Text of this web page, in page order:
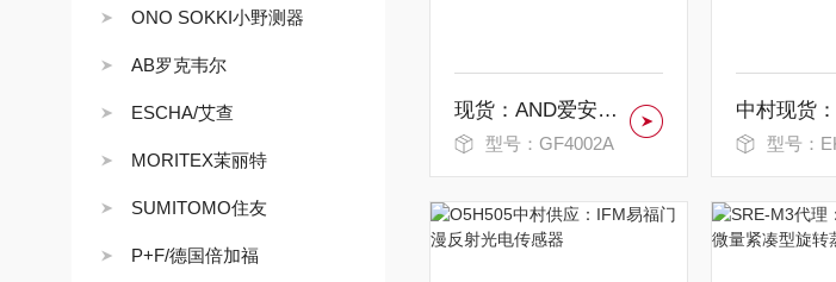
ONO SOKKI小野测器
AB罗克韦尔
ESCHA/艾查
MORITEX茉丽特
SUMITOMO住友
P+F/德国倍加福
现货：AND爱安德工业级大量程精密天平
型号：GF4002A 型号：